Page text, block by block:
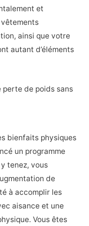
et
ainsi que votre
autant d’éléments
perte de poids sans
bienfaits physiques
un programme
tenez, vous
de
à accomplir les
aisance et une
Vous êtes